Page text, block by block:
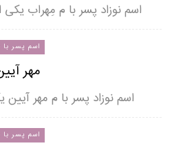
اسم نوزاد پسر با م مِهراب
اسم پسر با
مهر
اسم نوزاد پسر با م مهر
اسم پسر با